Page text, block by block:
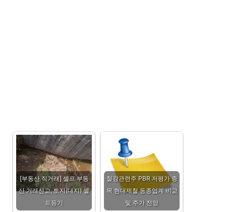
[부동산 직거래] 셀프 부동
산 거래신고, 토지(대지) 셀
프등기
철강관련주 PBR 저평가 종
목 현대제철 동종업계 비교
및 주가 전망